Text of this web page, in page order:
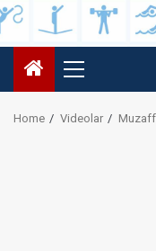
Primary
Menu
Home Videolar